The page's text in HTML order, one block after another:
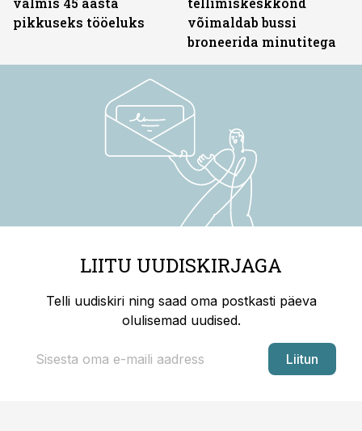
pikkuseks tööeluks
võimaldab bussi
broneerida minutitega
LIITU UUDISKIRJAGA
Telli uudiskiri ning saad oma postkasti päeva
olulisemad uudised.
Liitun